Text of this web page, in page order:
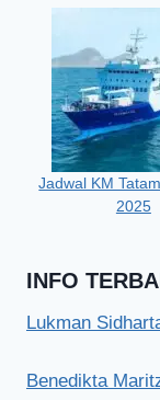
Jadwal KM
2025
INFO
Lukman
Benedikta